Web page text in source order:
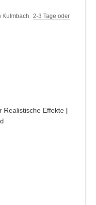
2-3 Tage oder